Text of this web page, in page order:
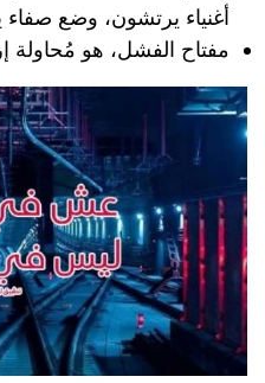
أغنياء يرتشون، وضع صفاء
مفتاح الفشل، هو مُحاولة